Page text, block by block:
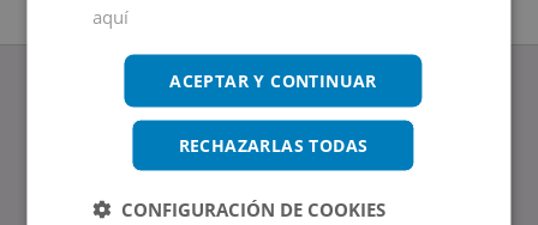
www.altamirainmuebles.com
Edificio Skylight
Avenida de Manoteras 14-16, 28050, Madrid
aquí
ACEPTAR Y CONTINUAR
RECHAZARLAS TODAS
CONFIGURACIÓN DE COOKIES